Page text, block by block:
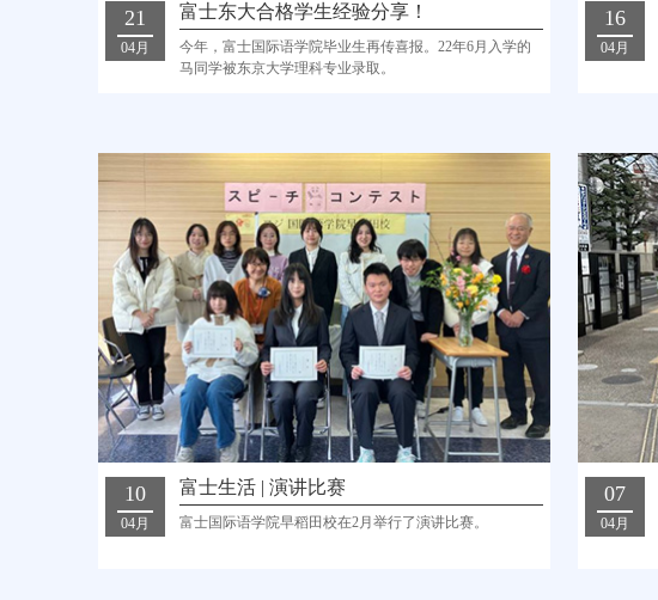
21
04月
富士东大合格学生经验分享！
今年，富士国际语学院毕业生再传喜报。22年6月入学的
马同学被东京大学理科专业录取。
16
04月
10
04月
富士生活 | 演讲比赛
富士国际语学院早稻田校在2月举行了演讲比赛。
07
04月